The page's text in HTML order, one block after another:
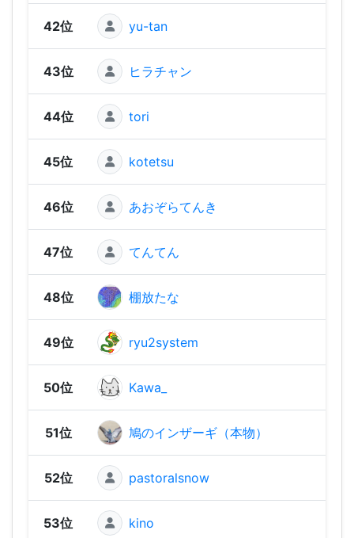
42位 yu-tan
43位 ヒラチャン
44位 tori
45位 kotetsu
46位 あおぞらてんき
47位 てんてん
48位 棚放たな
49位 ryu2system
50位 Kawa_
51位 鳩のインザーギ（本物）
52位 pastoralsnow
53位 kino